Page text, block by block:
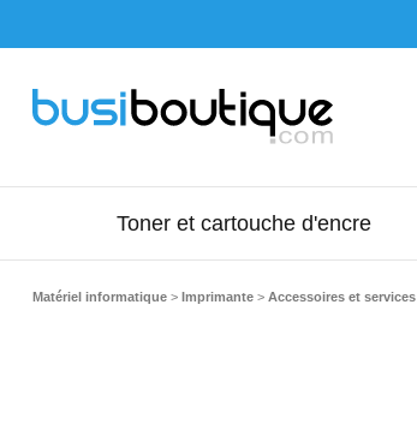
Toner et cartouche d'encre
Matériel informatique > Imprimante > Accessoires et services